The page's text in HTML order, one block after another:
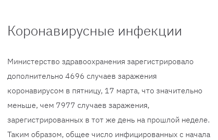
Коронавирусные инфекции
Министерство здравоохранения зарегистрировало
дополнительно 4696 случаев заражения
коронавирусом в пятницу, 17 марта, что значительно
меньше, чем 7977 случаев заражения,
зарегистрированных в тот же день на прошлой неделе.
Таким образом, общее число инфицированных с начала